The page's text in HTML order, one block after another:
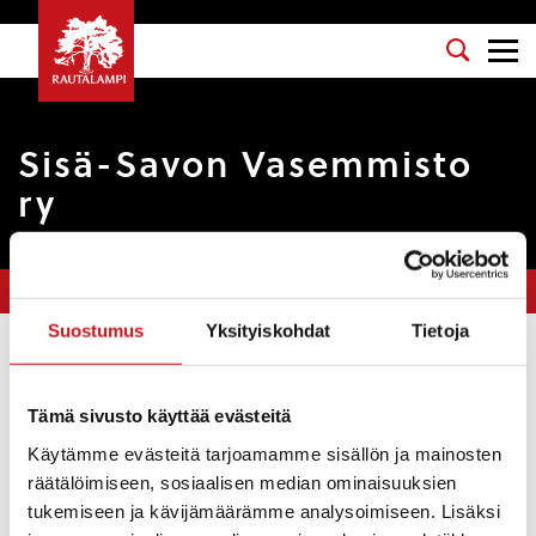
Suostumus Yksityiskohdat Tietoja
Tämä sivusto käyttää evästeitä
Käytämme evästeitä tarjoamamme sisällön ja mainosten
räätälöimiseen, sosiaalisen median ominaisuuksien
tukemiseen ja kävijämäärämme analysoimiseen. Lisäksi
Sisä-Savon Vasemmisto
ry
Vastuuhenkilö: Tuomo Hänninen
Sähköposti: tuomo.hanninen@rautalampi.fi
Puhelinnumero: 040 7460118
Kategoria: Ammatti- ja puoluejärjestöt